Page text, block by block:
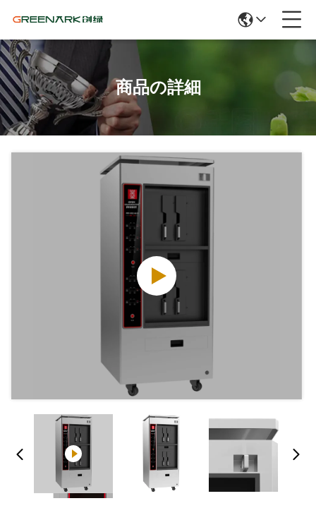
商品の詳細